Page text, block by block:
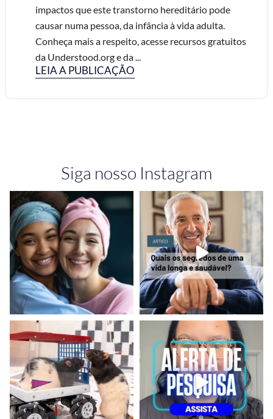
impactos que este transtorno hereditário pode
causar numa pessoa, da infância à vida adulta.
Conheça mais a respeito, acesse recursos gratuitos
da Understood.org e da ...
LEIA A PUBLICAÇÃO
Siga nosso Instagram